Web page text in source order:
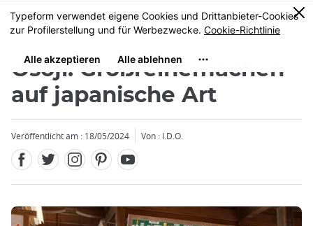
Größe
MENU
0
Ôsôji: Großreinemachen
auf japanische Art
Veröffentlicht am : 18/05/2024 Von : I.D.O.
Schließen